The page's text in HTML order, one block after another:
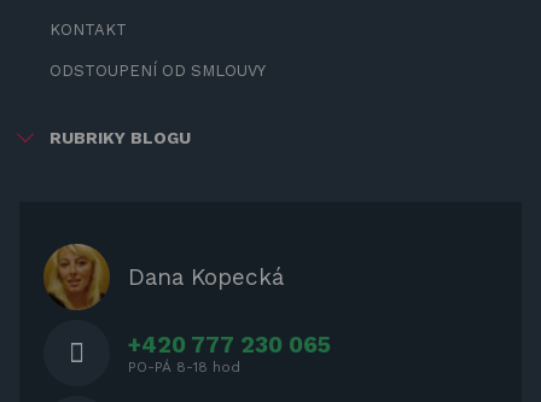
KONTAKT
ODSTOUPENÍ OD SMLOUVY
RUBRIKY BLOGU
OCHRANNÉ KRYTY NA ZAHRADNÍ
NÁBYTEK
Dana Kopecká
+420 777 230 065
PO-PÁ 8-18 hod